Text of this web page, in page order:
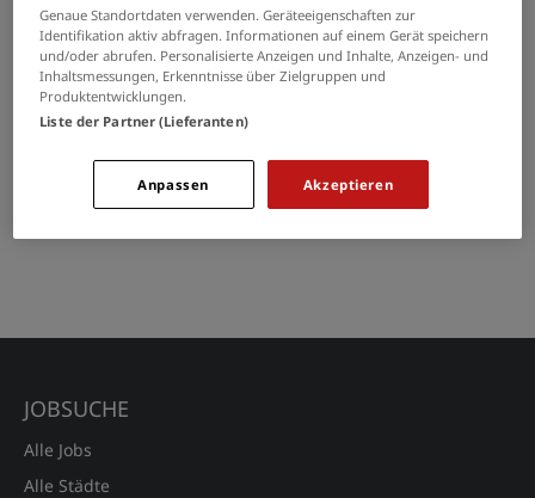
Durch die Digitalisierung gibt es neben einer klassischen
Bewerbung per Post auch die Möglichkeit, sich digital bei...
> ARTIKEL LESEN
JOBSUCHE
Alle Jobs
Alle Städte
Genaue Standortdaten verwenden. Geräteeigenschaften zur
Identifikation aktiv abfragen. Informationen auf einem Gerät speichern
und/oder abrufen. Personalisierte Anzeigen und Inhalte, Anzeigen- und
Inhaltsmessungen, Erkenntnisse über Zielgruppen und
Produktentwicklungen.
Liste der Partner (Lieferanten)
Akzeptieren
Anpassen